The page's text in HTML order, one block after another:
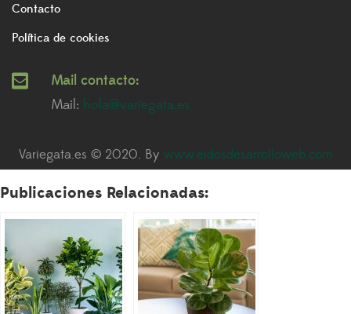
Contacto
Política de cookies
Mail contacto:
Mail: hola@variegata.es
Variegata.es © 2020. By www.eidosdesarrolloweb.com
Publicaciones Relacionadas: